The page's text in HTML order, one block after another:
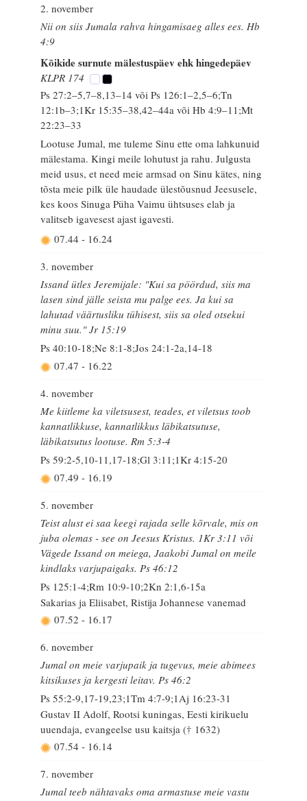
2. november
Nii on siis Jumala rahva hingamisaeg alles ees. Hb
4:9
Kõikide surnute mälestuspäev ehk hingedepäev
KLPR 174
Ps 27:2–5,7–8,13–14 või Ps 126:1–2,5–6;Tn
12:1b–3;1Kr 15:35–38,42–44a või Hb 4:9–11;Mt
22:23–33
Lootuse Jumal, me tuleme Sinu ette oma lahkunuid
mälestama. Kingi meile lohutust ja rahu. Julgusta
meid usus, et need meie armsad on Sinu kätes, ning
tõsta meie pilk üle haudade ülestõusnud Jeesusele,
kes koos Sinuga Püha Vaimu ühtsuses elab ja
valitseb igavesest ajast igavesti.
07.44 - 16.24
3. november
Issand ütles Jeremijale: "Kui sa pöördud, siis ma
lasen sind jälle seista mu palge ees. Ja kui sa
lahutad väärtusliku tühisest, siis sa oled otsekui
minu suu." Jr 15:19
Ps 40:10-18;Ne 8:1-8;Jos 24:1-2a,14-18
07.47 - 16.22
4. november
Me kiitleme ka viletsusest, teades, et viletsus toob
kannatlikkuse, kannatlikkus läbikatsutuse,
läbikatsutus lootuse. Rm 5:3-4
Ps 59:2-5,10-11,17-18;Gl 3:11;1Kr 4:15-20
07.49 - 16.19
5. november
Teist alust ei saa keegi rajada selle kõrvale, mis on
juba olemas - see on Jeesus Kristus. 1Kr 3:11 või
Vägede Issand on meiega, Jaakobi Jumal on meile
kindlaks varjupaigaks. Ps 46:12
Ps 125:1-4;Rm 10:9-10;2Kn 2:1,6-15a
Sakarias ja Eliisabet, Ristija Johannese vanemad
07.52 - 16.17
6. november
Jumal on meie varjupaik ja tugevus, meie abimees
kitsikuses ja kergesti leitav. Ps 46:2
Ps 55:2-9,17-19,23;1Tm 4:7-9;1Aj 16:23-31
Gustav II Adolf, Rootsi kuningas, Eesti kirikuelu
uuendaja, evangeelse usu kaitsja († 1632)
07.54 - 16.14
7. november
Jumal teeb nähtavaks oma armastuse meie vastu